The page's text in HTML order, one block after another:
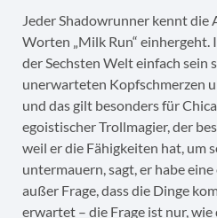
Jeder Shadowrunner kennt die
Worten „Milk Run“ einhergeht.
der Sechsten Welt einfach sein
unerwarteten Kopfschmerzen
und das gilt besonders für
egoistischer Trollmagier, der
weil er die Fähigkeiten hat, um
untermauern, sagt, er habe
außer Frage, dass die Dinge
erwartet – die Frage ist nur, wie